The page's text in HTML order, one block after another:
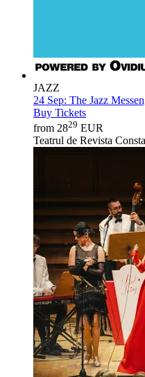
JAZZ
24 Sep: The Jazz
Buy Tickets
from 2829 EUR
Teatrul de Revista